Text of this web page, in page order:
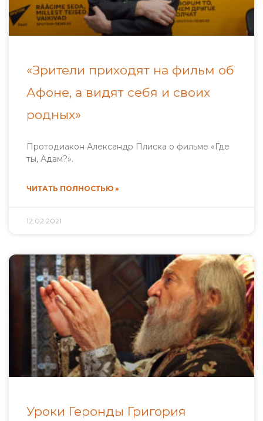
«Зрители приходят на фильм об
Афоне, а видят себя и своих
родных»
Протодиакон Александр Плиска о фильме «Где
ты, Адам?».
ЧИТАТЬ ПОЛНОСТЬЮ »
12.02.2021
Уроки Геронды Григория